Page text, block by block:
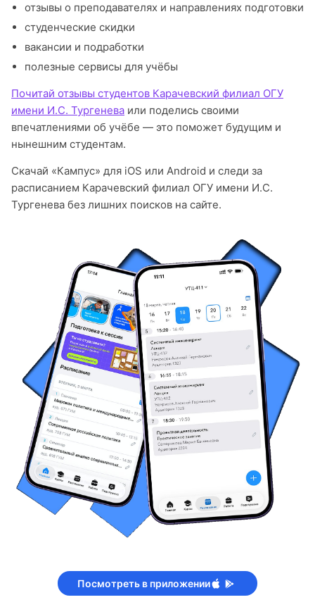
отзывы о преподавателях и направлениях подготовки
студенческие скидки
вакансии и подработки
полезные сервисы для учёбы
Почитай отзывы студентов Карачевский филиал ОГУ
имени И.С. Тургенева или поделись своими
впечатлениями об учёбе — это поможет будущим и
нынешним студентам.
Скачай «Кампус» для iOS или Android и следи за
расписанием Карачевский филиал ОГУ имени И.С.
Тургенева без лишних поисков на сайте.
Посмотреть в приложении